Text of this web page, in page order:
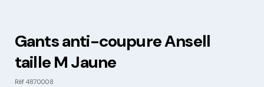
Gants anti-coupure Ansell
taille M Jaune
Réf 4870008